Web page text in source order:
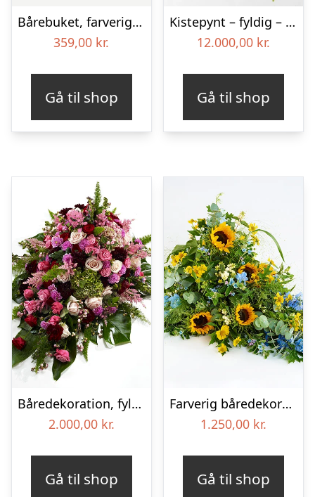
Bårebuket, farverig (Floristens kreative valg)
359,00 kr.
Gå til shop
Kistepynt – fyldig – Blomster til begravelse
12.000,00 kr.
Gå til shop
Båredekoration, fyldig – Blomster til begravelse
2.000,00 kr.
Gå til shop
Farverig båredekoration i gul og blå – Blomster til begravelse
1.250,00 kr.
Gå til shop